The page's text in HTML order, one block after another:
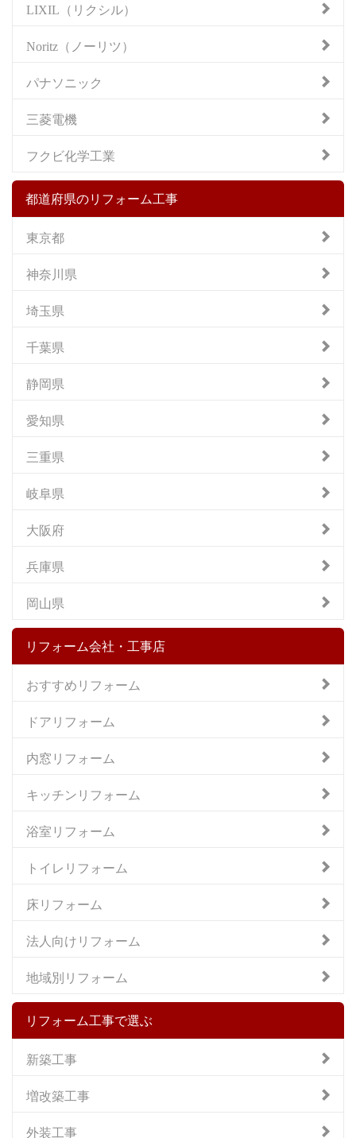
LIXIL（リクシル）
Noritz（ノーリツ）
パナソニック
三菱電機
フクビ化学工業
都道府県のリフォーム工事
東京都
神奈川県
埼玉県
千葉県
静岡県
愛知県
三重県
岐阜県
大阪府
兵庫県
岡山県
リフォーム会社・工事店
おすすめリフォーム
ドアリフォーム
内窓リフォーム
キッチンリフォーム
浴室リフォーム
トイレリフォーム
床リフォーム
法人向けリフォーム
地域別リフォーム
リフォーム工事で選ぶ
新築工事
増改築工事
外装工事